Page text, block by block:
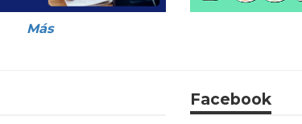
Más
Facebook